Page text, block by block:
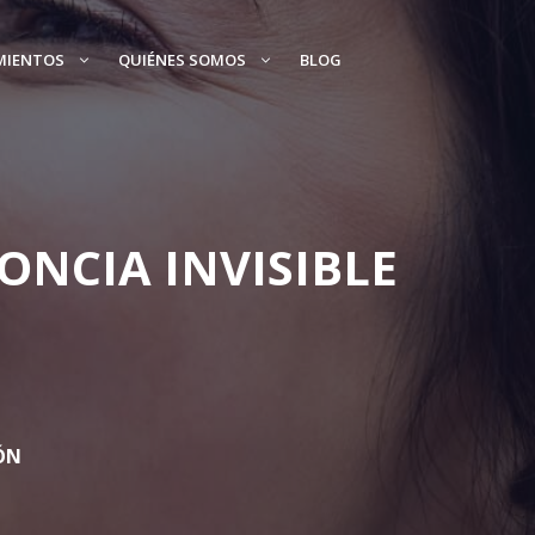
QUIÉNES SOMOS BLOG
INVISIBLE